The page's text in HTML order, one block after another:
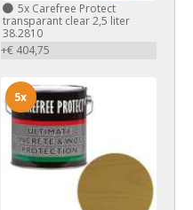
5xCarefree Protect
transparant clear 2,5 liter
38.2810
+€ 404,75
5x